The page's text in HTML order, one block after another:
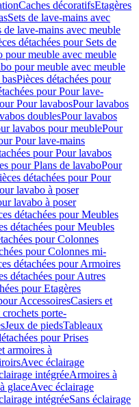
Caches décoratifsEtagères
Sets de lave-mains avec
de lave-mains avec meuble
détachées pour Sets de
pour meuble avec meuble
pour meuble avec meuble
Pièces détachées pour
pour Pour lave-
Pour lavabosPour lavabos
doublesPour lavabos
lavabos pour meublePour
Pour lave-mains
pour Pour lavabos
pour Plans de lavaboPour
détachées pour Pour
lavabo à poser
lavabo à poser
détachées pour Meubles
détachées pour Meubles
pour Colonnes
pour Colonnes mi-
détachées pour Armoires
détachées pour Autres
pour Etagères
AccessoiresCasiers et
crochets porte-
Jeux de piedsTableaux
pour Prises
armoires à
Avec éclairage
intégréeArmoires à
glaceAvec éclairage
intégréeSans éclairage